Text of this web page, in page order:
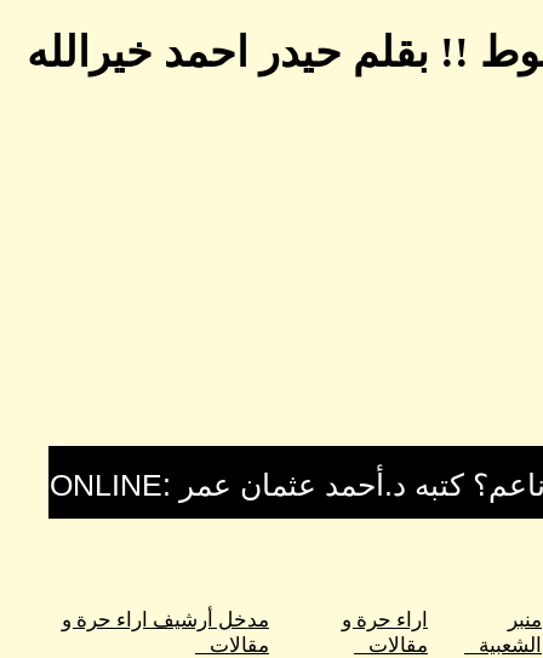
!! بقلم حيدر احمد خيرالله
منبر
الشعبية
اراء حرة و
مقالات
مدخل أرشيف اراء حرة و
مقالات